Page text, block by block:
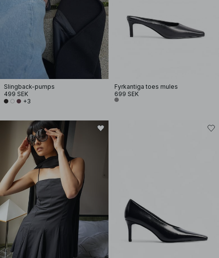
Slingback-pumps
499 SEK
+3
Fyrkantiga toes mules
699 SEK